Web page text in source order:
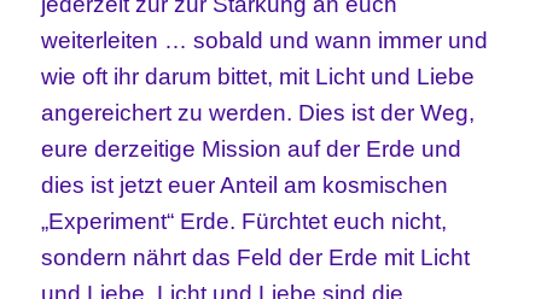
weiterleiten … sobald und wann immer und
wie oft ihr darum bittet, mit Licht und Liebe
angereichert zu werden. Dies ist der Weg,
eure derzeitige Mission auf der Erde und
dies ist jetzt euer Anteil am kosmischen
„Experiment“ Erde. Fürchtet euch nicht,
sondern nährt das Feld der Erde mit Licht
und Liebe. Licht und Liebe sind die